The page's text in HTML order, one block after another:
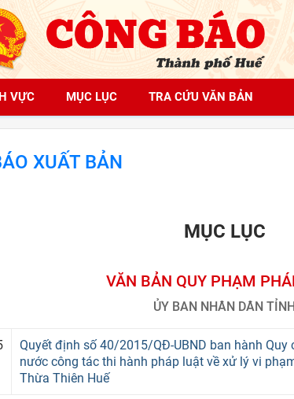
VỰC MỤC LỤC TRA CỨU VĂN BẢN
XUẤT BẢN
MỤC LỤC
VĂN BẢN QUY PHẠM
ỦY BAN NHÂN DÂN
Quyết định số 40/2015/QĐ-UBND ban hành Quy
nước công tác thi hành pháp luật về xử lý vi
Thừa Thiên Huế